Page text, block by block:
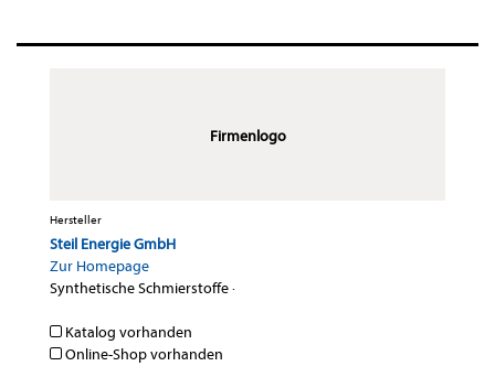
Firmenlogo
Hersteller
Steil Energie GmbH
Zur Homepage
Synthetische Schmierstoffe·
Katalog vorhanden
Online-Shop vorhanden